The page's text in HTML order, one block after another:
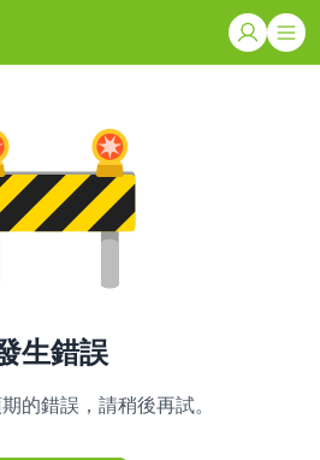
生錯誤
的錯誤，請稍後再試。